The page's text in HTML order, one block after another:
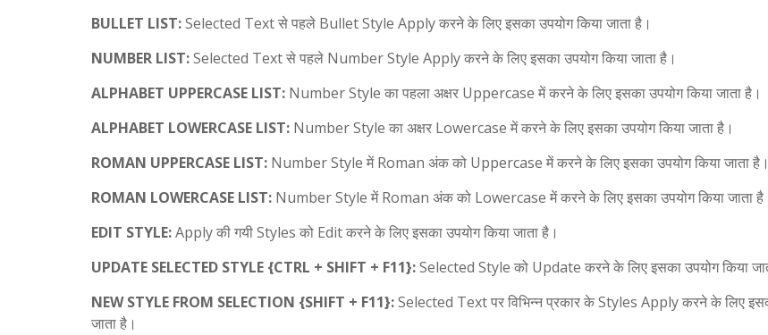
BULLET LIST:Selected Text से पहले Bullet Style Apply करने के लिए इसका उपयोग किया जाता है।
NUMBER LIST:Selected Text से पहले Number Style Apply करने के लिए इसका उपयोग किया जाता है।
ALPHABET UPPERCASE LIST: Number Style का पहला अक्षर Uppercase में करने के लिए इसका उपयोग किया जाता है।
ALPHABET LOWERCASE LIST: Number Style का अक्षर Lowercase में करने के लिए इसका उपयोग किया जाता है।
ROMAN UPPERCASE LIST: Number Style में Roman अंक को Uppercase में करने के लिए इसका उपयोग किया जाता है।
ROMAN LOWERCASE LIST: Number Style में Roman अंक को Lowercase में करने के लिए इसका उपयोग किया जाता
EDIT STYLE:Apply की गयी Styles को Edit करने के लिए इसका उपयोग किया जाता है।
UPDATE SELECTED STYLE {CTRL + SHIFT + F11}:Selected Style को Update करने के लिए इसका उपयोग किया
NEW STYLE FROM SELECTION {SHIFT + F11}:Selected Text पर विभिन्न प्रकार के Styles Apply करने के लिए
जाता है।